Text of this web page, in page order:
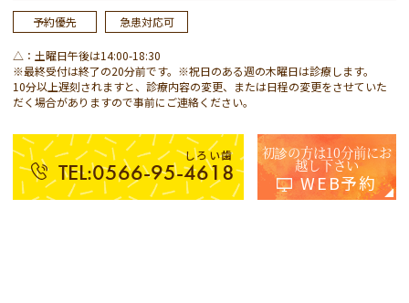
予約優先 急患対応可
△：土曜日午後は14:00-18:30
※最終受付は終了の20分前です。※祝日のある週の木曜日は診療します。
10分以上遅刻されますと、診療内容の変更、または日程の変更をさせていた
だく場合がありますので事前にご連絡ください。
しろい歯
TEL:0566-95-4618
初診の方は10分前にお
越し下さい
WEB予約